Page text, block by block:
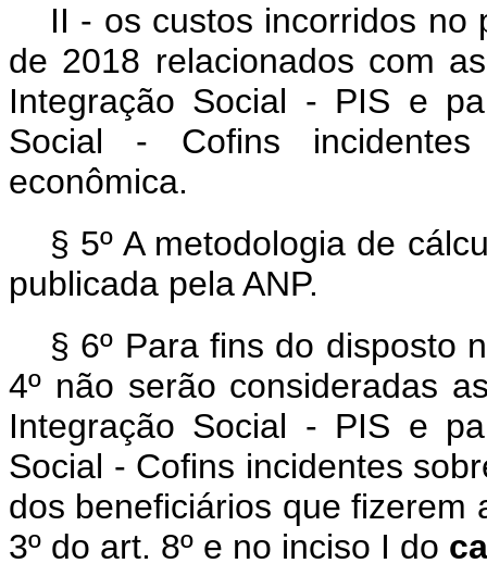
II - os custos incorridos no
de 2018 relacionados com
Integração Social - PIS e
Social - Cofins
econômica.
§ 5º A metodologia de
publicada pela ANP.
§ 6º Para fins do disposto
4º não serão consideradas
Integração Social - PIS e
Social - Cofins incidentes
dos beneficiários que fizerem
3º do art. 8º e no inciso I do